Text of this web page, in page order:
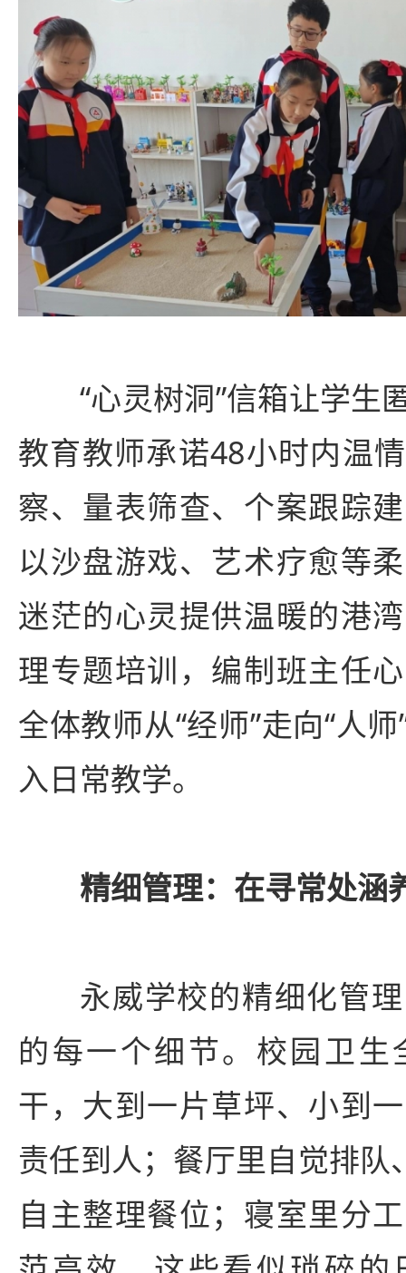
“心灵树洞”信箱让学生
教育教师承诺48小时内温
察、量表筛查、个案跟踪
以沙盘游戏、艺术疗愈等
迷茫的心灵提供温暖的港
理专题培训，编制班主任
全体教师从“经师”走向“人
入日常教学。
精细管理：在寻常处涵
永威学校的精细化管
的每一个细节。校园卫生
干，大到一片草坪、小到
责任到人；餐厅里自觉排队
自主整理餐位；寝室里分